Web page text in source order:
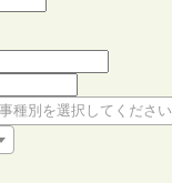
種別を選択してください
択してください